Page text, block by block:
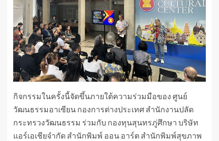
กิจกรรมในครั้งนี้จัดขึ้นภายใต้ความร่วมมือของ ศูนย์
วัฒนธรรมอาเซียน กองการต่างประเทศ สำนักงานปลัด
กระทรวงวัฒนธรรม ร่วมกับ กองทุนสุนทรภู่ศึกษา บริษัท
แอร์เอเชียจำกัด สำนักพิมพ์ ออน อาร์ต สำนักพิมพ์สุขภาพ